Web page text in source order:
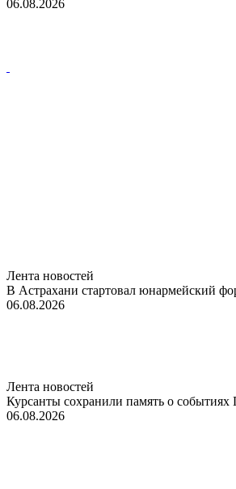
06.08.2026
Лента новостей
В Астрахани стартовал юнармейский
06.08.2026
Лента новостей
Курсанты сохранили память о
06.08.2026